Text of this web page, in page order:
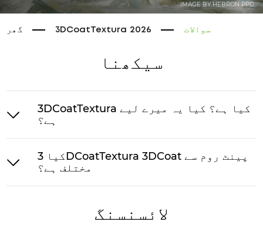
IMAGE BY HEBRON PPG
گھر 3DCoatTextura 2026 سوالات
سیکھنا
3DCoatTextura کیا ہے؟ کیا یہ میرے لیے
ہے؟
کیا 3DCoatTextura 3DCoat پینٹ روم سے
مختلف ہے؟
لائسنسنگ